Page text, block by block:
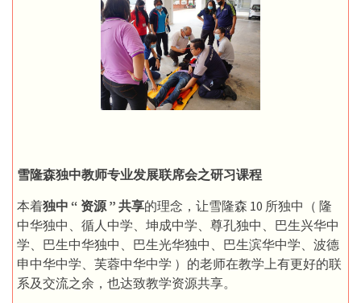
雪隆森独中教师专业发展联席会之研习课程
本着独中 “ 资源 ” 共享的理念，让雪隆森 10 所独中（ 隆
中华独中、循人中学、坤成中学、尊孔独中、巴生兴华中
学、巴生中华独中、巴生光华独中、巴生滨华中学、波德
申中华中学、芙蓉中华中学 ）的老师在教学上有更好的联
系及交流之余，也达致教学资源共享。